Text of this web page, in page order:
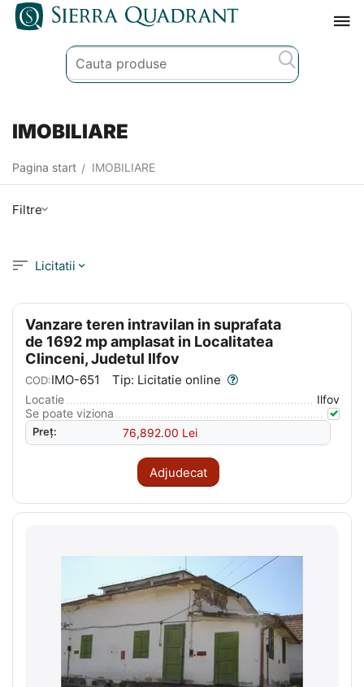
IMOBILIARE
Pagina start / IMOBILIARE
Filtre
Licitatii
Vanzare teren intravilan in suprafata
de 1692 mp amplasat in Localitatea
Clinceni, Judetul Ilfov
COD:IMO-651 Tip: Licitatie online
Locatie
Ilfov
Se poate viziona
Preț: 76,892.00 Lei
Adjudecat